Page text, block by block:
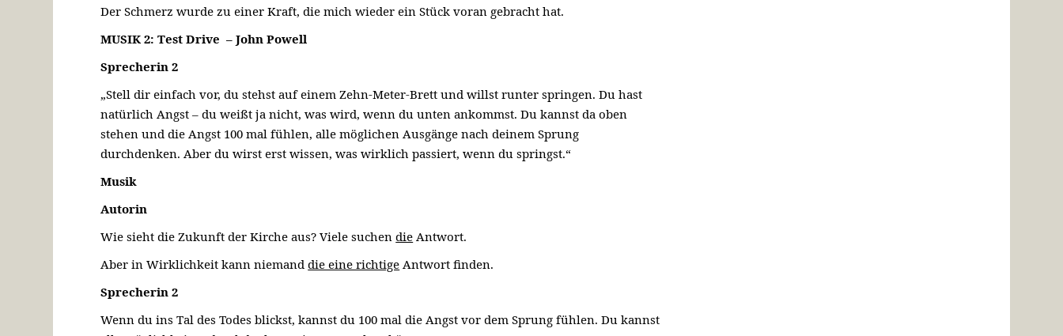
Der Schmerz wurde zu einer Kraft, die mich wieder ein Stück voran gebracht hat.
MUSIK 2: Test Drive – John Powell
Sprecherin 2
„Stell dir einfach vor, du stehst auf einem Zehn-Meter-Brett und willst runter springen. Du hast
natürlich Angst – du weißt ja nicht, was wird, wenn du unten ankommst. Du kannst da oben
stehen und die Angst 100 mal fühlen, alle möglichen Ausgänge nach deinem Sprung
durchdenken. Aber du wirst erst wissen, was wirklich passiert, wenn du springst.“
Musik
Autorin
Wie sieht die Zukunft der Kirche aus? Viele suchendie Antwort.
Aber in Wirklichkeit kann niemanddie eine richtige Antwort finden.
Sprecherin 2
Wenn du ins Tal des Todes blickst, kannst du 100 mal die Angst vor dem Sprung fühlen. Du kannst